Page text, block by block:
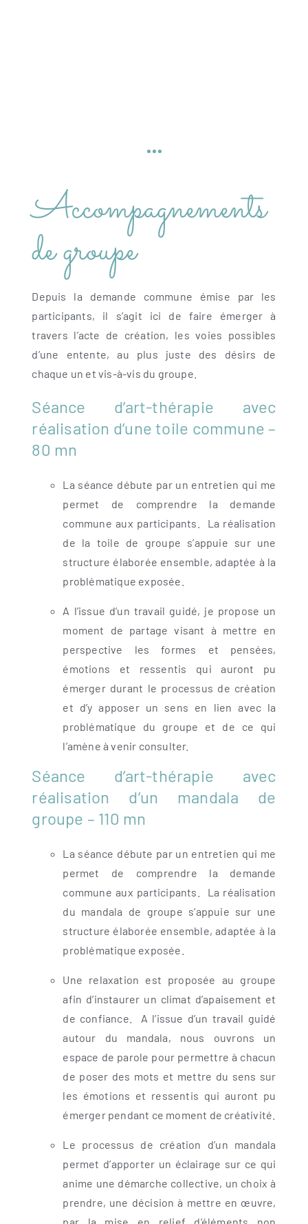
Accompagnements
de groupe
Depuis la demande commune émise par les
participants, il s’agit ici de faire émerger à
travers l’acte de création, les voies possibles
d’une entente, au plus juste des désirs de
chaque un et vis-à-vis du groupe.
Séance d’art-thérapie avec
réalisation d’une toile commune –
80 mn
La séance débute par un entretien qui me
permet de comprendre la demande
commune aux participants. La réalisation
de la toile de groupe s’appuie sur une
structure élaborée ensemble, adaptée à la
problématique exposée.
A l’issue d’un travail guidé, je propose un
moment de partage visant à mettre en
perspective les formes et pensées,
émotions et ressentis qui auront pu
émerger durant le processus de création
et d’y apposer un sens en lien avec la
problématique du groupe et de ce qui
l’amène à venir consulter.
Séance d’art-thérapie avec
réalisation d’un mandala de
groupe – 110 mn
La séance débute par un entretien qui me
permet de comprendre la demande
commune aux participants. La réalisation
du mandala de groupe s’appuie sur une
structure élaborée ensemble, adaptée à la
problématique exposée.
Une relaxation est proposée au groupe
afin d’instaurer un climat d’apaisement et
de confiance. A l’issue d’un travail guidé
autour du mandala, nous ouvrons un
espace de parole pour permettre à chacun
de poser des mots et mettre du sens sur
les émotions et ressentis qui auront pu
émerger pendant ce moment de créativité.
Le processus de création d’un mandala
permet d’apporter un éclairage sur ce qui
anime une démarche collective, un choix à
prendre, une décision à mettre en œuvre,
par la mise en relief d’éléments non